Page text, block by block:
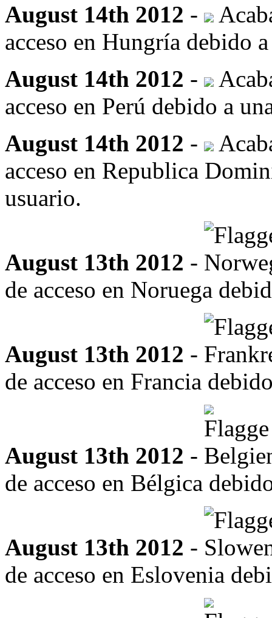
August 14th 2012 -
acceso en Hungría debido
August 14th 2012 -
acceso en Perú debido a
August 14th 2012 -
acceso en Republica
usuario.
August 13th 2012 -
de acceso en Noruega
August 13th 2012 -
de acceso en Francia
August 13th 2012 -
de acceso en Bélgica
August 13th 2012 -
de acceso en Eslovenia